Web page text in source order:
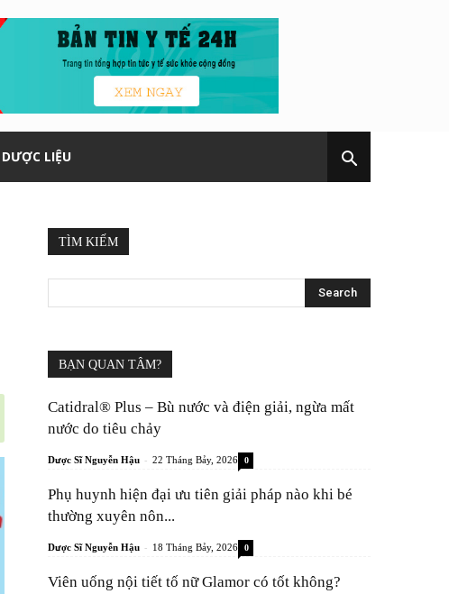
DƯỢC LIỆU
TÌM KIẾM
BẠN QUAN TÂM?
Catidral® Plus – Bù nước và điện giải, ngừa mất
nước do tiêu chảy
Dược Sĩ Nguyễn Hậu - 22 Tháng Bảy, 2026 0
Phụ huynh hiện đại ưu tiên giải pháp nào khi bé
thường xuyên nôn...
Dược Sĩ Nguyễn Hậu - 18 Tháng Bảy, 2026 0
Viên uống nội tiết tố nữ Glamor có tốt không?